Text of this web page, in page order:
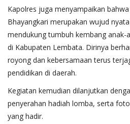
Kapolres juga menyampaikan
Bhayangkari merupakan wujud
mendukung tumbuh kembang anak-
di Kabupaten Lembata. Dirinya
royong dan kebersamaan terus
pendidikan di daerah.
Kegiatan kemudian dilanjutkan
penyerahan hadiah lomba, serta
yang hadir.